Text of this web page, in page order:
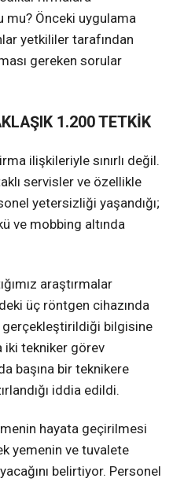
mu? Önceki uygulama
yetkililer tarafından
gereken sorular
1.200 TETKİK
ilişkileriyle sınırlı değil.
servisler ve özellikle
yetersizliği yaşandığı;
ve mobbing altında
araştırmalar
üç röntgen cihazında
bilgisine
iki tekniker görev
başına bir teknikere
iddia edildi.
hayata geçirilmesi
yemenin ve tuvalete
belirtiyor. Personel